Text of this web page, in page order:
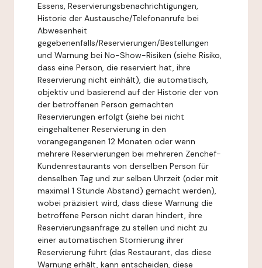
Essens, Reservierungsbenachrichtigungen,
Historie der Austausche/Telefonanrufe bei
Abwesenheit
gegebenenfalls/Reservierungen/Bestellungen
und Warnung bei No-Show-Risiken (siehe Risiko,
dass eine Person, die reserviert hat, ihre
Reservierung nicht einhält), die automatisch,
objektiv und basierend auf der Historie der von
der betroffenen Person gemachten
Reservierungen erfolgt (siehe bei nicht
eingehaltener Reservierung in den
vorangegangenen 12 Monaten oder wenn
mehrere Reservierungen bei mehreren Zenchef-
Kundenrestaurants von derselben Person für
denselben Tag und zur selben Uhrzeit (oder mit
maximal 1 Stunde Abstand) gemacht werden),
wobei präzisiert wird, dass diese Warnung die
betroffene Person nicht daran hindert, ihre
Reservierungsanfrage zu stellen und nicht zu
einer automatischen Stornierung ihrer
Reservierung führt (das Restaurant, das diese
Warnung erhält, kann entscheiden, diese